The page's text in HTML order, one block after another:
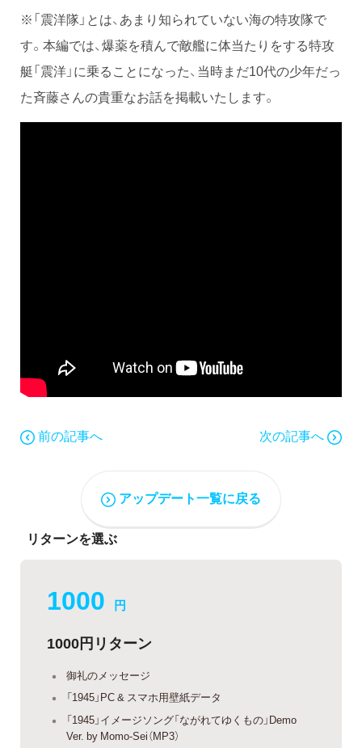
※「震洋隊」とは、あまり知られていない海の特攻隊で
す。本編では、爆薬を積んで敵艦に体当たりをする特攻
艇「震洋」に乗ることになった、当時まだ10代の少年だっ
た斉藤さんの貴重なお話を掲載いたします。
前の記事へ 次の記事へ
アップデート一覧に戻る
リターンを選ぶ
1000 円
1000円リターン
御礼のメッセージ
「1945」PC & スマホ用壁紙データ
「1945」イメージソング「ながれてゆくもの」Demo
Ver. by Momo-Sei（MP3）